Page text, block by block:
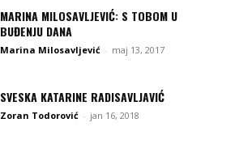
MARINA MILOSAVLJEVIĆ: S TOBOM U
BUĐENJU DANA
Marina Milosavljević - maj 13, 2017
SVESKA KATARINE RADISAVLJAVIĆ
Zoran Todorović - jan 16, 2018